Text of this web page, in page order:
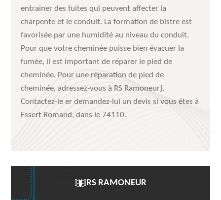
entrainer des fuites qui peuvent affecter la
charpente et le conduit. La formation de bistre est
favorisée par une humidité au niveau du conduit.
Pour que votre cheminée puisse bien évacuer la
fumée, il est important de réparer le pied de
cheminée. Pour une réparation de pied de
cheminée, adressez-vous à RS Ramoneur}.
Contactez-le er demandez-lui un devis si vous êtes à
Essert Romand, dans le 74110.
RS RAMONEUR